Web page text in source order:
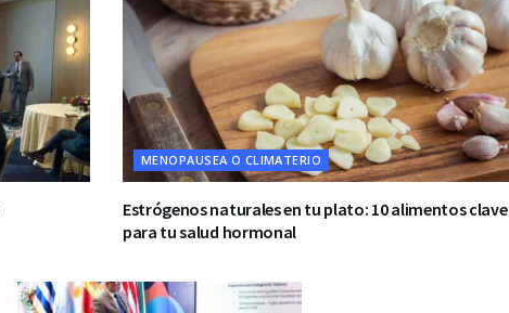
MENOPAUSEA O CLIMATERIO
Estrógenos naturales en tu plato: 10 alimentos clave
para tu salud hormonal